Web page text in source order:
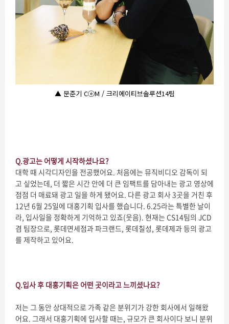
▲ 문준기 CⓔM / 크리에이티브솔루션14팀
Q.광고는 어떻게 시작하셨나요?
대학 때 시각디자인을 전공했어요. 처음에는 뮤직비디오 감독이 되
고 싶었는데, 더 짧은 시간 안에 더 큰 임팩트를 담아내는 광고 영상에
점점 더 매료돼 광고 일을 하게 됐어요. 다른 광고 회사 3곳을 거친 후
12년 6월 25일에 대홍기획 입사를 했습니다. 6.25라는 특별한 날이
라, 입사일을 정확하게 기억하고 있죠(웃음). 현재는 CS14팀의 JCD
겸 팀장으로, 롯데면세점과 파크랜드, 롯데칠성, 롯데제과 등의 광고
를 제작하고 있어요.
Q.입사 후 대홍기획은 어떤 곳이라고 느끼셨나요?
저는 그 동안 상대적으로 가족 같은 분위기가 강한 회사에서 일해왔
어요. 그래서 대홍기획에 입사할 때는, 규모가 큰 회사이다 보니 분위